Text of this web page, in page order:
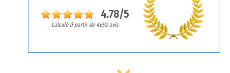
4.78/5
Calculé à partir de 4692 avis